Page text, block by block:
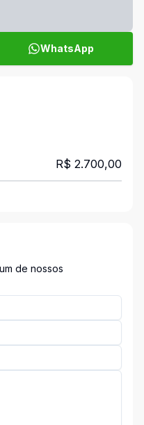
WhatsApp
R$ 2.700,00
de nossos